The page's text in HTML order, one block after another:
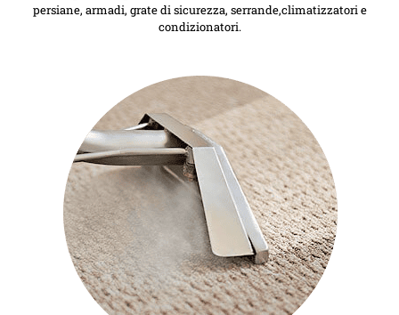
persiane, armadi, grate di sicurezza, serrande,climatizzatori e
condizionatori.